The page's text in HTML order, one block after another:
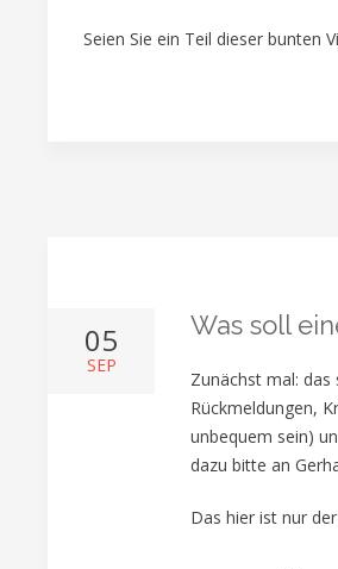
Seien Sie ein Teil dieser bunten
05
SEP
Was soll
Zunächst mal:
Rückmeldungen,
unbequem sein)
dazu bitte an
Das hier ist nur